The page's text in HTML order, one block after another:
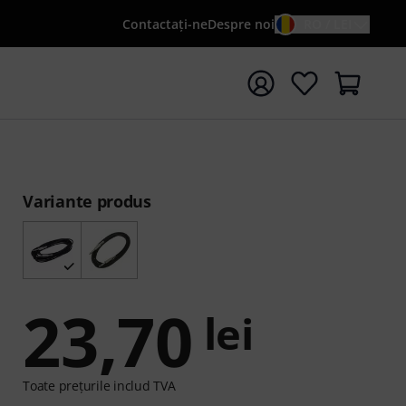
Contactaţi-neDespre noi
căutarea cu termenul de căutare {searchTerm}
Variante produs
23,70 lei
Toate prețurile includ TVA